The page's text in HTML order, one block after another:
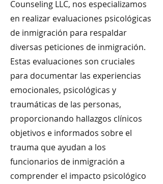
Counseling LLC, nos especializamos
en realizar evaluaciones psicológicas
de inmigración para respaldar
diversas peticiones de inmigración.
Estas evaluaciones son cruciales
para documentar las experiencias
emocionales, psicológicas y
traumáticas de las personas,
proporcionando hallazgos clínicos
objetivos e informados sobre el
trauma que ayudan a los
funcionarios de inmigración a
comprender el impacto psicológico